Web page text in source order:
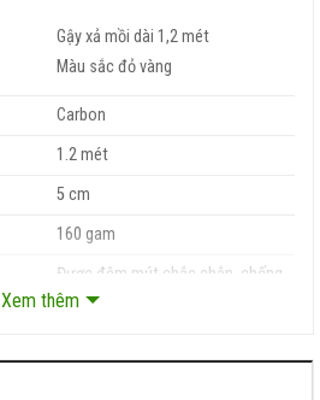
Gậy xả mồi dài 1,2 mét
Màu sắc đỏ vàng
Carbon
1.2 mét
5 cm
160 gam
Được đệm mút chắc chắn, chống
trượt tay
Xem thêm